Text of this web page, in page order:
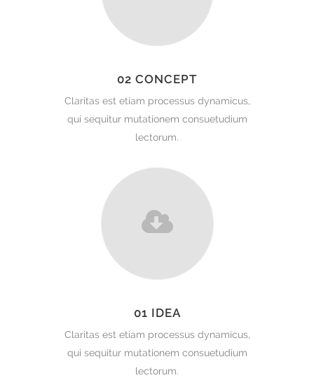
02 CONCEPT
Claritas est etiam processus dynamicus,
qui sequitur mutationem consuetudium
lectorum.
01 IDEA
Claritas est etiam processus dynamicus,
qui sequitur mutationem consuetudium
lectorum.